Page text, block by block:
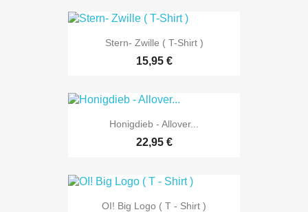
Stern- Zwille ( T-Shirt )
15,95 €
Honigdieb - Allover...
22,95 €
OI! Big Logo ( T - Shirt )